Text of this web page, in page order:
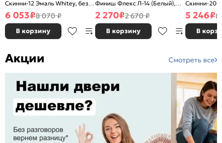
Скинни-12 Эмаль Whitey, без
декора, глухая, без стекла,
без кромки, скиновая
6 053₽8 070 ₽
В корзину
Финиш Флекс Л-14 (Белый),
глухая, каркасно-щитовая
2 270₽2 670 ₽
В корзину
Скинни-20
декора,
без кромки,
5 246₽8
В
Акции Смотреть все